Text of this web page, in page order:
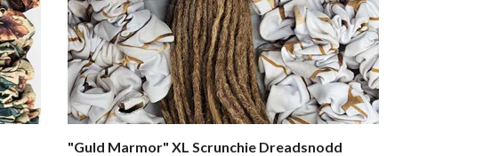
"Guld Marmor" XL Scrunchie Dreadsnodd